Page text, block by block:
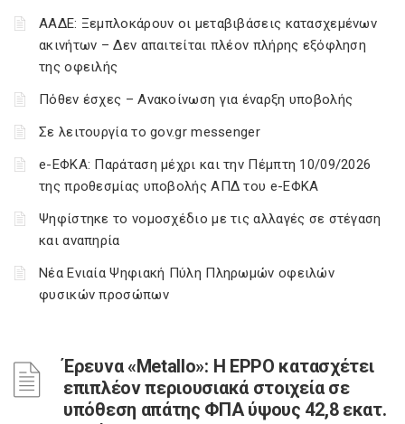
ΑΑΔΕ: Ξεμπλοκάρουν οι μεταβιβάσεις κατασχεμένων
ακινήτων – Δεν απαιτείται πλέον πλήρης εξόφληση
της οφειλής
Πόθεν έσχες – Ανακοίνωση για έναρξη υποβολής
Σε λειτουργία το gov.gr messenger
e-ΕΦΚΑ: Παράταση μέχρι και την Πέμπτη 10/09/2026
της προθεσμίας υποβολής ΑΠΔ του e-ΕΦΚΑ
Ψηφίστηκε το νομοσχέδιο με τις αλλαγές σε στέγαση
και αναπηρία
Νέα Ενιαία Ψηφιακή Πύλη Πληρωμών οφειλών
φυσικών προσώπων
Έρευνα «Metallo»: Η EPPO κατασχέτει
επιπλέον περιουσιακά στοιχεία σε
υπόθεση απάτης ΦΠΑ ύψους 42,8 εκατ.